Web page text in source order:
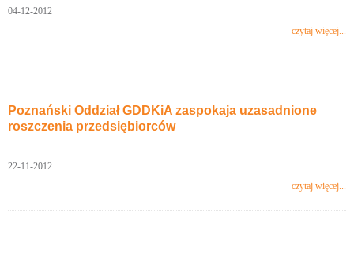
04-12-2012
czytaj więcej...
Poznański Oddział GDDKiA zaspokaja uzasadnione
roszczenia przedsiębiorców
22-11-2012
czytaj więcej...